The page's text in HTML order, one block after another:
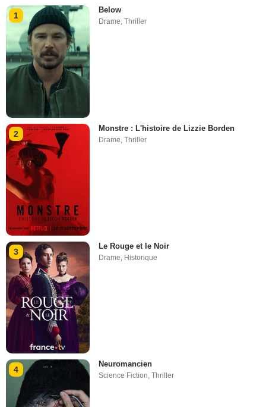
1
Below
Drame,Thriller
2
Monstre : L'histoire de Lizzie Borden
Drame ,Thriller
3
Le Rouge et le Noir
Drame, Historique
4
Neuromancien
Science Fiction,Thriller